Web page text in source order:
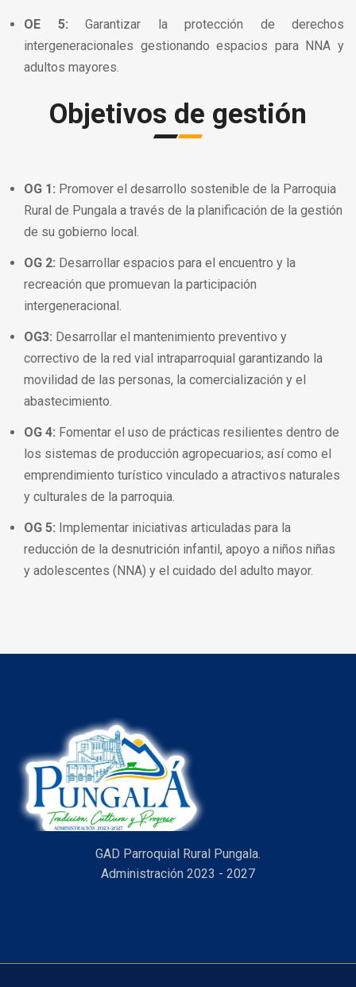
OE 5: Garantizar la protección de derechos
intergeneracionales gestionando espacios para NNA y
adultos mayores.
Objetivos de gestión
OG 1: Promover el desarrollo sostenible de la Parroquia
Rural de Pungala a través de la planificación de la gestión
de su gobierno local.
OG 2: Desarrollar espacios para el encuentro y la
recreación que promuevan la participación
intergeneracional.
OG3: Desarrollar el mantenimiento preventivo y
correctivo de la red vial intraparroquial garantizando la
movilidad de las personas, la comercialización y el
abastecimiento.
OG 4: Fomentar el uso de prácticas resilientes dentro de
los sistemas de producción agropecuarios; así como el
emprendimiento turístico vinculado a atractivos naturales
y culturales de la parroquia.
OG 5: Implementar iniciativas articuladas para la
reducción de la desnutrición infantil, apoyo a niños niñas
y adolescentes (NNA) y el cuidado del adulto mayor.
GAD Parroquial Rural Pungala.
Administración 2023 - 2027